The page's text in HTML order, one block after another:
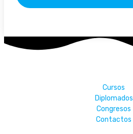
Cursos
Diplomados
Congresos
Contactos